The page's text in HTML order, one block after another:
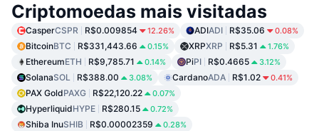
Criptomoedas mais visitadas
CasperCSPR R$0.009854 12.26% ADIADI R$35.06 0.08%
BitcoinBTC R$331,443.66 0.15% XRPXRP R$5.31 1.76%
EthereumETH R$9,785.71 0.14% PiPI R$0.4665 3.12%
SolanaSOL R$388.00 3.08% CardanoADA R$1.02 0.41%
PAX GoldPAXG R$22,120.22 0.07%
HyperliquidHYPE R$280.15 0.72%
Shiba InuSHIB R$0.00002359 0.28%